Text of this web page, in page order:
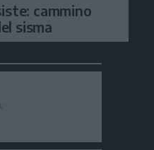
cammino
sisma